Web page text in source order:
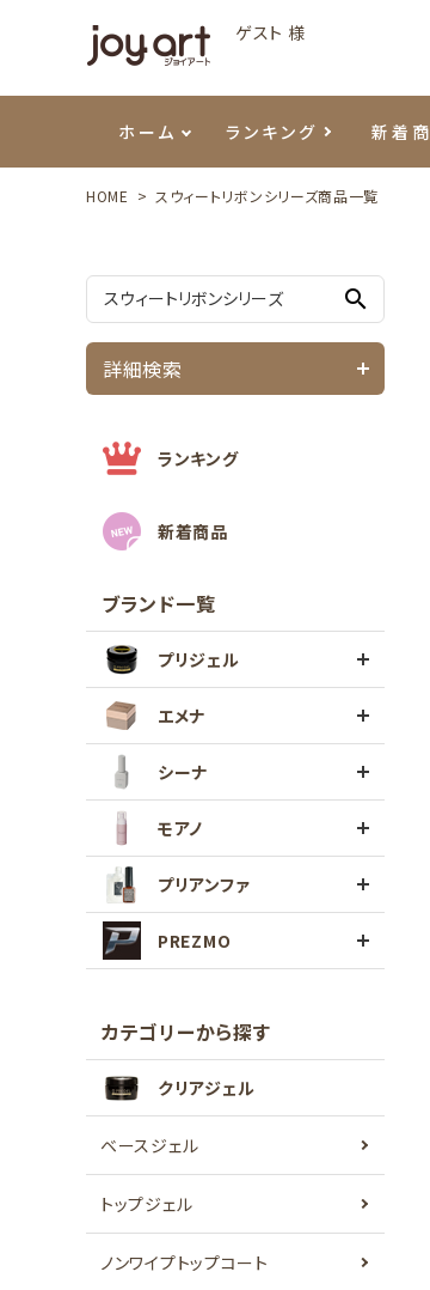
ゲスト 様
ホーム ランキング 新着
モアノ
ウェービージェル
マグネティジェル
フラッシュジェル
ネイルケア用品
ネイルマシン
メタルパーツ
HOME スウィートリボンシリーズ商品一覧
search
詳細検索
ランキング
新着商品
ブランド一覧
プリジェル
エメナ
シーナ
モアノ
プリアンファ
PREZMO
カテゴリーから探す
クリアジェル
ベースジェル
トップジェル
ノンワイプトップコート